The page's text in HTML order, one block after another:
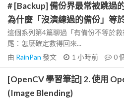
# [Backup] 備份界最常被跳過
為什麼「沒演練過的備份」等
這個系列第4篇聊過「有備份不等於
尾：怎麼確定救得回來...
由 RainPan 發文 1 小時前 0
[OpenCV 學習筆記] 2. 使用
(Image Blending)